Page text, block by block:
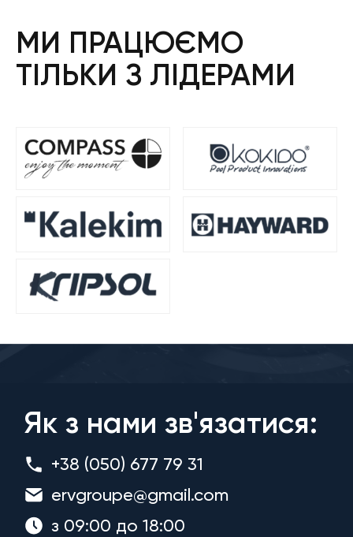
МИ ПРАЦЮЄМО
ТІЛЬКИ З ЛІДЕРАМИ
Як з нами зв'язатися:
+38 (050) 677 79 31
ervgroupe@gmail.com
з 09:00 до 18:00